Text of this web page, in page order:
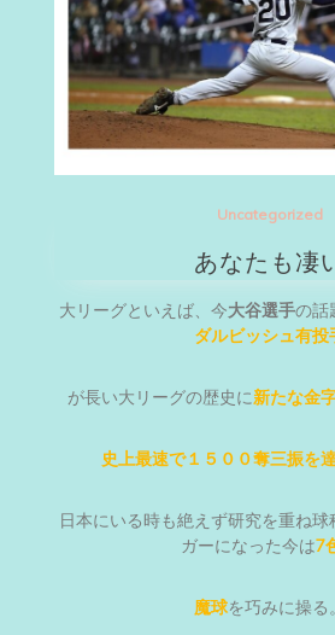
Uncategorized
あなたも凄
大リーグといえば、今大谷選手の話
ダルビッシュ有投
が長い大リーグの歴史に新たな金
史上最速で１５００奪三振を
日本にいる時も絶えず研究を重ね
ガーになった今は7
魔球を巧みに操る。